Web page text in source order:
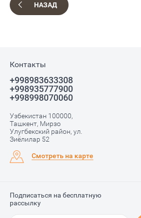
НАЗАД
Контакты
+998983633308
+998935777900
+998998070060
Узбекистан 100000,
Ташкент, Мирзо
Улугбекский район, ул.
Зиёлилар 52
Смотреть на карте
Подписаться на бесплатную
рассылку